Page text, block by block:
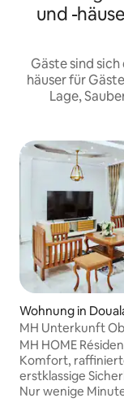
und -
Gäste sind
häuser für
Lage,
Wohnung in
MH Unterkunft
MH HOME
Komfort,
erstklassige
Nur wenige